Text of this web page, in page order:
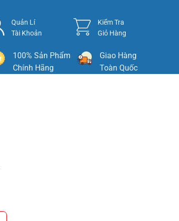
Quản Lí
Tài Khoản
Kiểm Tra
Giỏ Hàng
100% Sản Phẩm
Chính Hãng
Giao Hàng
Toàn Quốc